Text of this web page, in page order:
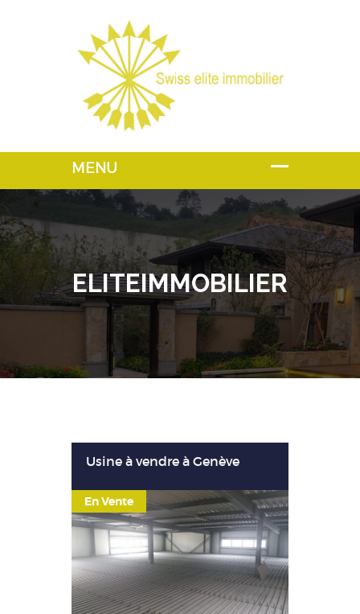
ELITEIMMOBILIER
Usine à vendre à Genève
En Vente